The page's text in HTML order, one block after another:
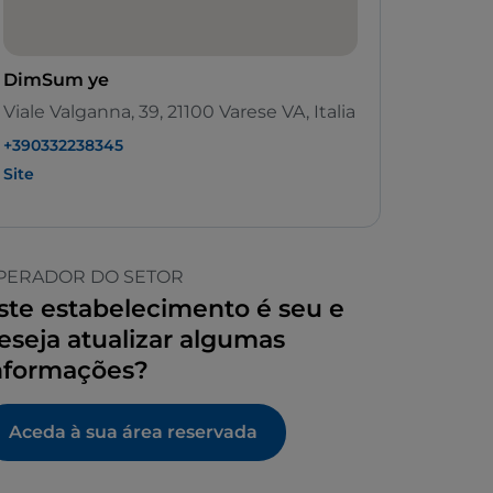
DimSum ye
Viale Valganna, 39, 21100 Varese VA, Italia
+390332238345
Site
DO SETOR
estabelecimento é seu e
atualizar algumas
Aceda à sua área reservada